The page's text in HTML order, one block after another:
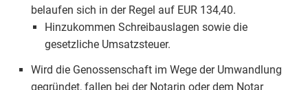
belaufen sich in der Regel auf EUR 134,40.
Hinzukommen Schreibauslagen sowie die
gesetzliche Umsatzsteuer.
Wird die Genossenschaft im Wege der Umwandlung
gegründet, fallen bei der Notarin oder dem Notar